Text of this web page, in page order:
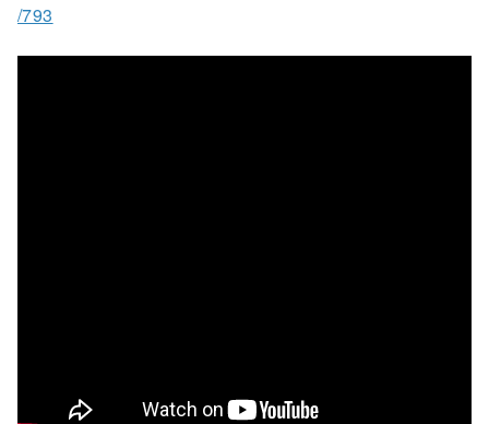
/793